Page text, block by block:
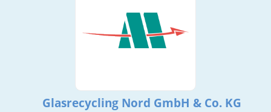
Glasrecycling Nord GmbH & Co. KG